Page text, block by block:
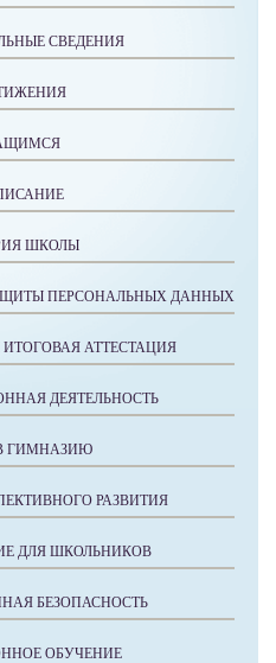
СВЕДЕНИЯ
ШКОЛЫ
ПЕРСОНАЛЬНЫХ ДАННЫХ
АТТЕСТАЦИЯ
ДЕЯТЕЛЬНОСТЬ
ГИМНАЗИЮ
РАЗВИТИЯ
ДЛЯ ШКОЛЬНИКОВ
БЕЗОПАСНОСТЬ
ОБУЧЕНИЕ